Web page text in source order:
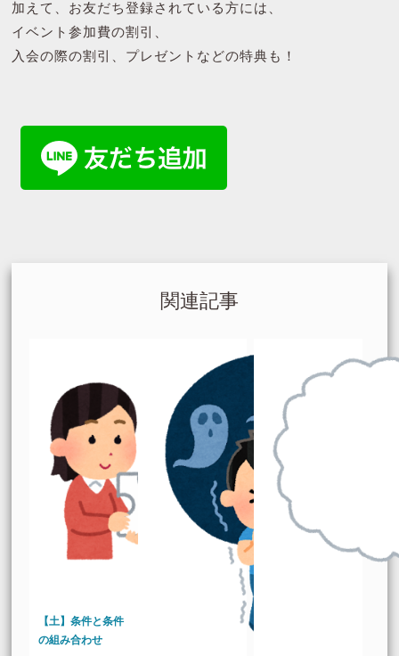
加えて、お友だち登録されている方には、
イベント参加費の割引、
入会の際の割引、プレゼントなどの特典も！
関連記事
【土】条件と条件
の組み合わせ